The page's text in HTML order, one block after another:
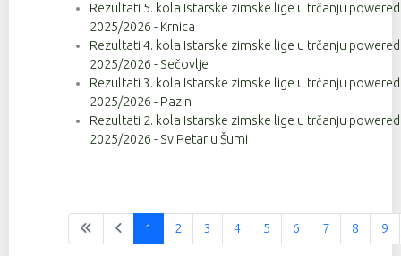
Rezultati 5. kola Istarske zimske lige u trčanju
2025/2026 - Krnica
Rezultati 4. kola Istarske zimske lige u trčanju
2025/2026 - Sečovlje
Rezultati 3. kola Istarske zimske lige u trčanju
2025/2026 - Pazin
Rezultati 2. kola Istarske zimske lige u trčanju
2025/2026 - Sv.Petar u Šumi
1 2 3 4 5 6 7 8 9